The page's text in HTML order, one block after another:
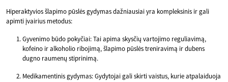
Hiperaktyvios šlapimo pūslės gydymas dažniausiai yra kompleksinis ir gali
apimti įvairius metodus:
Gyvenimo būdo pokyčiai: Tai apima skysčių vartojimo reguliavimą,
kofeino ir alkoholio ribojimą, šlapimo pūslės treniravimą ir dubens
dugno raumenų stiprinimą.
Medikamentinis gydymas: Gydytojai gali skirti vaistus, kurie atpalaiduoja